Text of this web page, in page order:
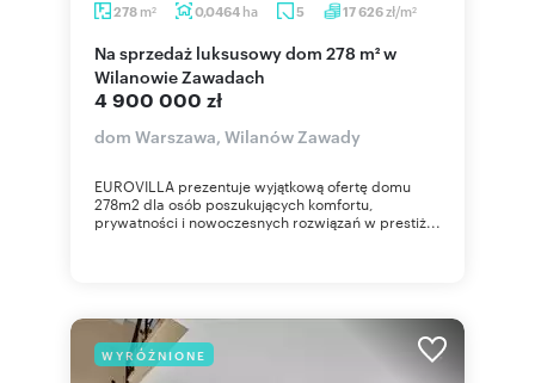
278 m2 0,0464 ha 5 17 626zł/m2
Na sprzedaż luksusowy dom 278 m² w
Wilanowie Zawadach
4 900 000 zł
dom Warszawa, Wilanów Zawady
EUROVILLA prezentuje wyjątkową ofertę domu
278m2 dla osób poszukujących komfortu,
prywatności i nowoczesnych rozwiązań w prestiż...
WYRÓŻNIONE